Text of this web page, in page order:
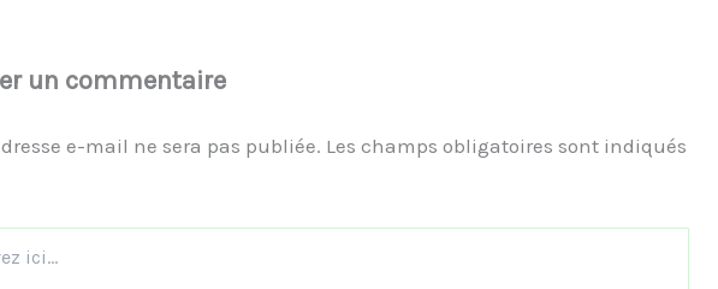
un commentaire
e-mail ne sera pas publiée. Les champs obligatoires sont indiqués